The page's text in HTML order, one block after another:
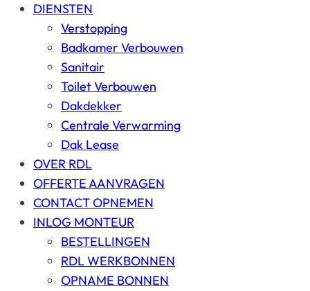
DIENSTEN
Verstopping
Badkamer Verbouwen
Sanitair
Toilet Verbouwen
Dakdekker
Centrale Verwarming
Dak Lease
OVER RDL
OFFERTE AANVRAGEN
CONTACT OPNEMEN
INLOG MONTEUR
BESTELLINGEN
RDL WERKBONNEN
OPNAME BONNEN